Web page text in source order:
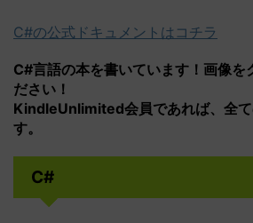
C#の公式ドキュメントはコチラ
C#言語の本を書いています！画像を
ださい！
KindleUnlimited会員であれば、全て
す。
C#